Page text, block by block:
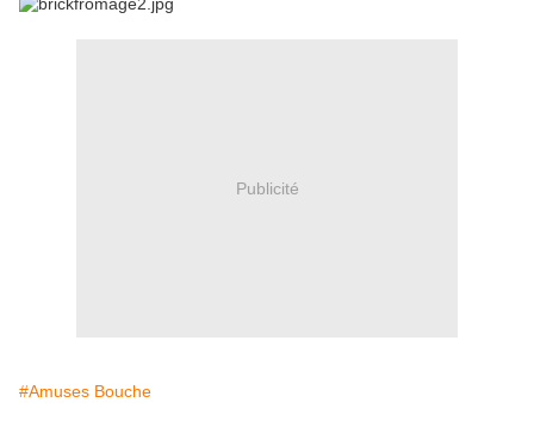
Publicité
#Amuses Bouche